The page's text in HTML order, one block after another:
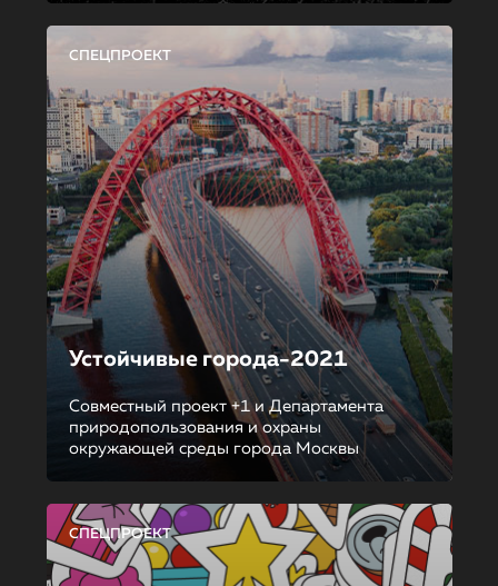
СПЕЦПРОЕКТ
Устойчивые города-2021
Совместный проект +1 и Департамента
природопользования и охраны
окружающей среды города Москвы
СПЕЦПРОЕКТ